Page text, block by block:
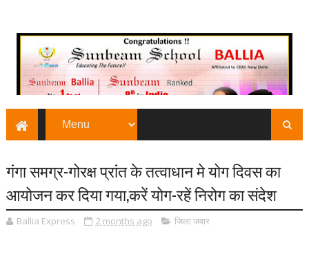
गंगा समग्र-गोरक्ष प्रांत के तत्वाधान मे योग दिवस का
आयोजन कर दिया गया,करें योग-रहें निरोग का संदेश
Ballia Express 2 months ago जिला जवार